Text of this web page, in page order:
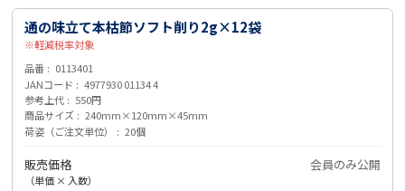
通の味立て本枯節ソフト削り2g×12袋
軽減税率対象
品番
0113401
JANコード
4977930 01134 4
参考上代
550円
商品サイズ
240mm×120mm×45mm
荷姿（ご注文単位）
20個
販売価格
（単価 × 入数）
会員のみ公開